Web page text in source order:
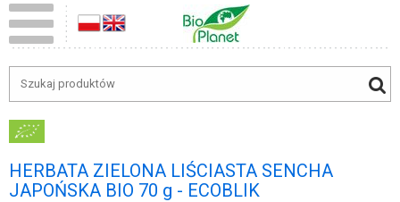
HERBATA ZIELONA LIŚCIASTA SENCHA
JAPOŃSKA BIO 70 g - ECOBLIK